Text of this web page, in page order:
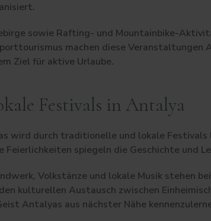
sowie Rafting- und Mountainbike-
machen diese Veranstaltungen
Ziel für aktive Urlaube.
Festivals in Antalya
wird durch traditionelle und lokale Festivals
spiegeln die Geschichte und
Volkstänze und lokale Musik stehen
kulturellen Austausch zwischen
Antalyas aus nächster Nähe